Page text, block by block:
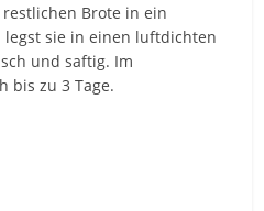
Brote in ein
sie in einen luftdichten
und saftig. Im
bis zu 3 Tage.